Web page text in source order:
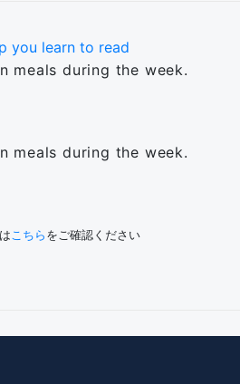
you learn to read
meals during the week.
meals during the week.
こちら をご確認ください